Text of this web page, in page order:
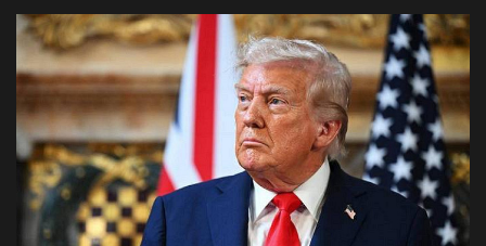
երեք անձ. ՍԱՏՄ-ն վերահսկողություն
է սկսել «Բամբու» բար-ռեստորանում
07 Օգոստոս, 2026 15:40
«Ուժեղ Հայաստան»-ը դեմ է
քվեարկելու ԱԺ նախագահի
պաշտոնում Ռուբեն Ռուբինյանի
թեկնածությանը
03 Օգոստոս, 2026 13:13